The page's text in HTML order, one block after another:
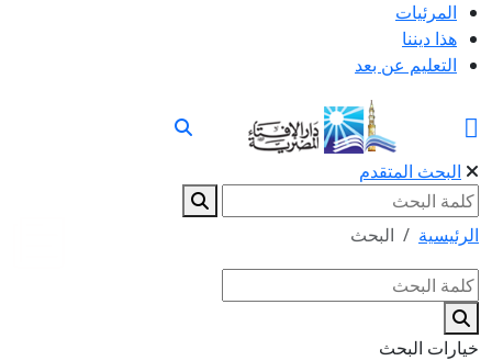
المرئيات
هذا ديننا
التعليم عن بعد
البحث المتقدم
الرئيسية البحث
خيارات البحث